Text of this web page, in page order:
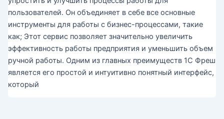
пользователей. Он объединяет в себе все основные
инструменты для работы с бизнес-процессами, такие
как; Этот сервис позволяет значительно увеличить
эффективность работы предприятия и уменьшить объем
ручной работы. Одним из главных преимуществ 1С Фреш
является его простой и интуитивно понятный интерфейс,
который